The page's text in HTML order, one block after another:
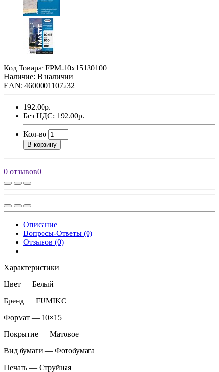
Код Товара: FPM-10х15180100
Наличие: В наличии
EAN: 4600001107232
192.00р.
Без НДС: 192.00р.
Кол-во
В корзину
0 отзывов0
Описание
Вопросы-Ответы (0)
Отзывов (0)
Характеристики
Цвет — Белый
Бренд — FUMIKO
Формат — 10×15
Покрытие — Матовое
Вид бумаги — Фотобумага
Печать — Струйная